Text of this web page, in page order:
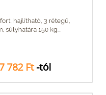
hajlítható, 3 rétegű,
súlyhatára 150 kg...
782 Ft-tól